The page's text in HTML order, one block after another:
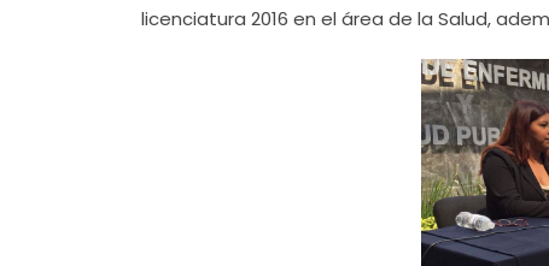
licenciatura 2016 en el área de la Salud,